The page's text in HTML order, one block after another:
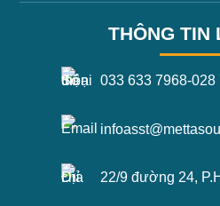
THÔNG TIN
033 633 7968-028
22/9 đường 24,